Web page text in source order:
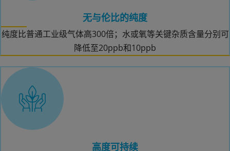
无与伦比的纯度
纯度比普通工业级气体高300倍；水或氧等关键杂质含量分别可
降低至20ppb和10ppb
高度可持续